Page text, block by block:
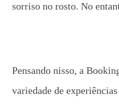
sorriso no rosto. No
Pensando nisso, a
variedade de